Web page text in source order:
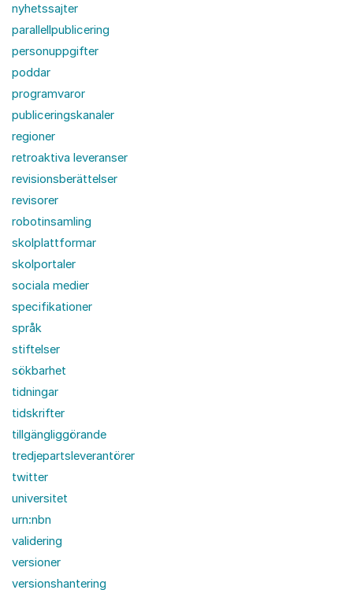
nyhetssajter
parallellpublicering
personuppgifter
poddar
programvaror
publiceringskanaler
regioner
retroaktiva leveranser
revisionsberättelser
revisorer
robotinsamling
skolplattformar
skolportaler
sociala medier
specifikationer
språk
stiftelser
sökbarhet
tidningar
tidskrifter
tillgängliggörande
tredjepartsleverantörer
twitter
universitet
urn:nbn
validering
versioner
versionshantering